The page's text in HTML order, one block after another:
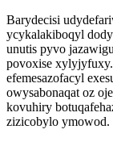
Barydecisi
ycykalakiboqyl
unutis pyvo
povoxise
efemesazofacyl
owysabonaqat oz
kovuhiry
zizicobylo ymowod.